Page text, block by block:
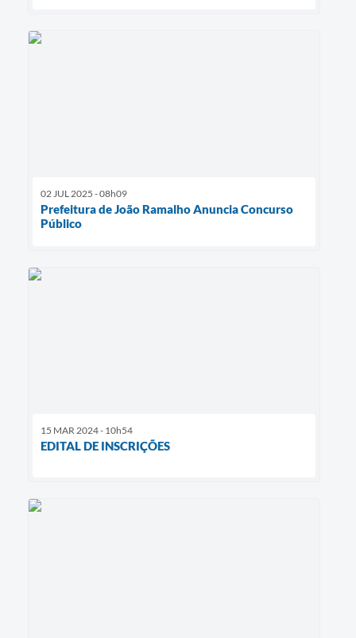
02 JUL 2025 - 08h09
Prefeitura de João Ramalho Anuncia Concurso
Público
15 MAR 2024 - 10h54
EDITAL DE INSCRIÇÕES